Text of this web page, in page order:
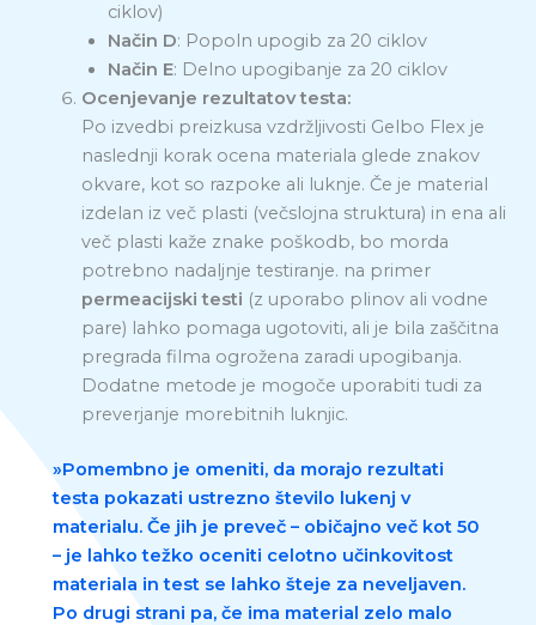
ciklov)
Način D: Popoln upogib za 20 ciklov
Način E: Delno upogibanje za 20 ciklov
Ocenjevanje rezultatov testa:
Po izvedbi preizkusa vzdržljivosti Gelbo Flex je
naslednji korak ocena materiala glede znakov
okvare, kot so razpoke ali luknje. Če je material
izdelan iz več plasti (večslojna struktura) in ena ali
več plasti kaže znake poškodb, bo morda
potrebno nadaljnje testiranje. na primer
permeacijski testi (z uporabo plinov ali vodne
pare) lahko pomaga ugotoviti, ali je bila zaščitna
pregrada filma ogrožena zaradi upogibanja.
Dodatne metode je mogoče uporabiti tudi za
preverjanje morebitnih luknjic.
»Pomembno je omeniti, da morajo rezultati
testa pokazati ustrezno število lukenj v
materialu. Če jih je preveč – običajno več kot 50
– je lahko težko oceniti celotno učinkovitost
materiala in test se lahko šteje za neveljaven.
Po drugi strani pa, če ima material zelo malo